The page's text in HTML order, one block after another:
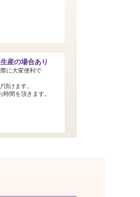
産の場合あり
に大変便利で
けます。
間を頂きます。